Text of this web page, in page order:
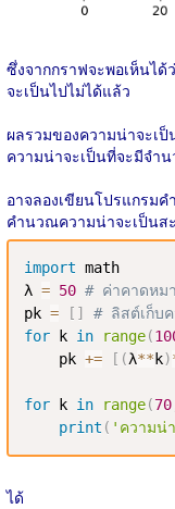
ซึ่งจากกราฟจะพอเห็นไ
จะเป็นไปไม่ได้แล้ว
ผลรวมของความน่าจะเ
ความน่าจะเป็นที่จะมีจำ
อาจลองเขียนโปรแกรม
คำนวณความน่าจะเป็นส
import math
λ = 50 # ค่าคาดหม
pk = [ ]
# ลิสต์เก็บ
for k in range(
    pk
+= [ (λ**k)
for k in range(70
print ( 'ความน่
ได้